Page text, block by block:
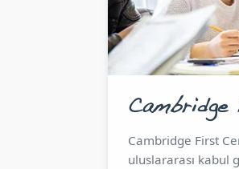
Cambridge
Cambridge First
uluslararası kabul